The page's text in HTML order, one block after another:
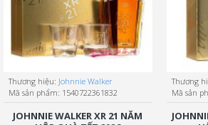
Thương hiệu: Johnnie Walker
Mã sản phẩm: 1540722361832
JOHNNIE WALKER XR 21 NĂM
Thương
Mã sản